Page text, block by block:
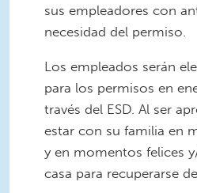
sus empleadores con
necesidad del permiso.
Los empleados serán
para los permisos en
través del ESD. Al ser
estar con su familia en
y en momentos felices
casa para recuperarse